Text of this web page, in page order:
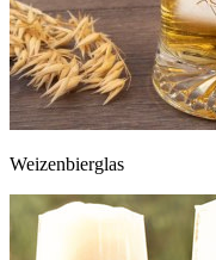
Weizenbierglas